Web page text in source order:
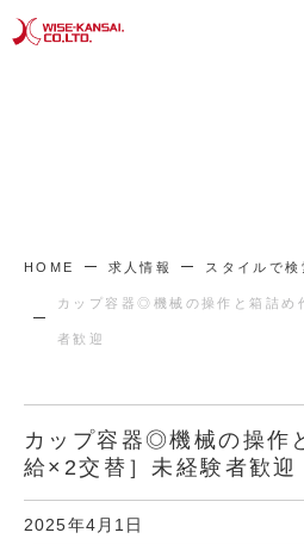
HOME 求人情報 スタイルで検
カップ容器◎機械の操作と箱詰め
者歓迎
カップ容器◎機械の操作
給×2交替］未経験者歓迎
2025年4月1日